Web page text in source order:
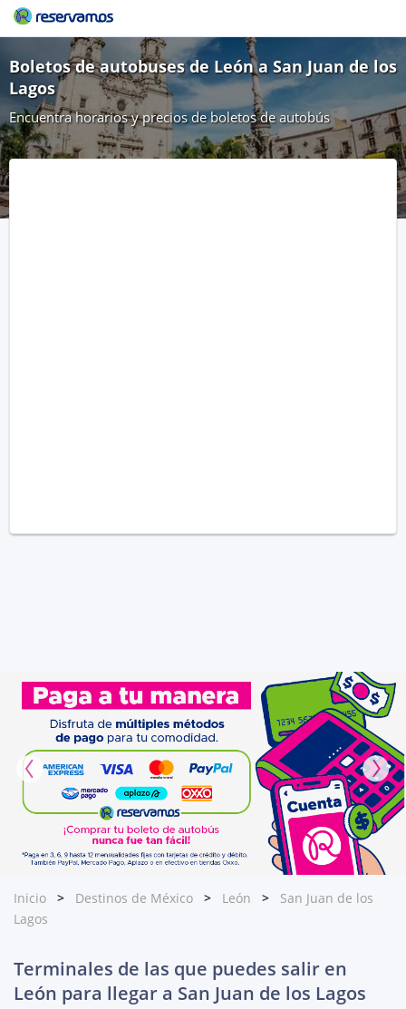
Boletos de autobuses de León a San Juan de los
Lagos
Encuentra horarios y precios de boletos de autobús
Inicio Destinos de México León
San Juan de los
Lagos
Terminales de las que puedes salir en
León para llegar a San Juan de los Lagos